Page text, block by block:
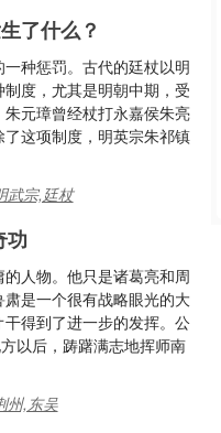
了什么？
种惩罚。古代的廷杖以明
度，尤其是明朝中期，受
元璋曾经杖打永嘉侯朱亮
这项制度，明英宗朱祁镇
武宗,廷杖
功
人物。他只是诸葛亮和周
是一个很有战略眼光的大
得到了进一步的发挥。公
以后，踌躇满志地挥师南
州,东吴